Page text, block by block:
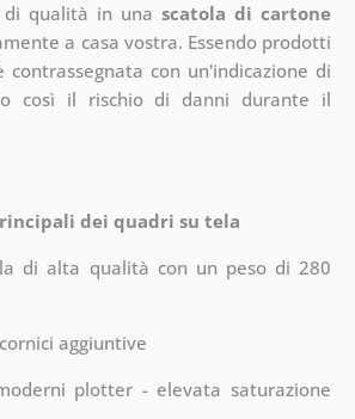
di qualità in unascatola di cartone
a casa vostra. Essendo prodotti
con un'indicazione di
così il rischio di danni durante il
dei quadri su tela
di alta qualità con un peso di 280
aggiuntive
plotter - elevata saturazione